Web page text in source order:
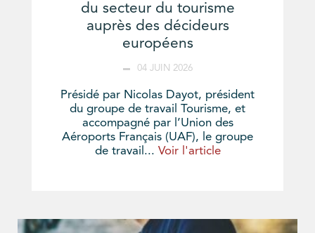
du secteur du tourisme
auprès des décideurs
européens
04 JUIN 2026
Présidé par Nicolas Dayot, président
du groupe de travail Tourisme, et
accompagné par l’Union des
Aéroports Français (UAF), le groupe
de travail... Voir l'article